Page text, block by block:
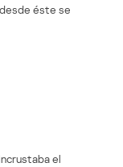
éste se
el